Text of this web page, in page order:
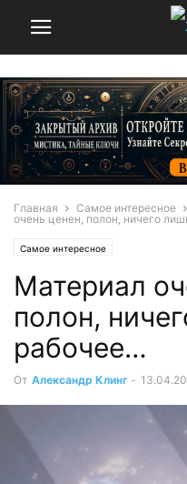
Главная Самое интересное
очень ценен, полон, ничего
Самое интересное
Материал
полон,
рабочее…
От Александр Клинг -